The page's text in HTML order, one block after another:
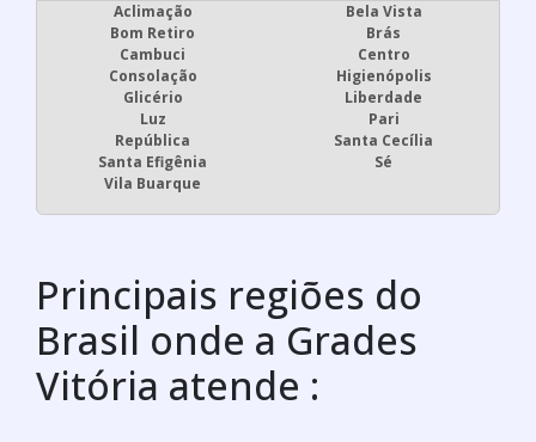
Aclimação
Bela Vista
Bom Retiro
Brás
Cambuci
Centro
Consolação
Higienópolis
Glicério
Liberdade
Luz
Pari
República
Santa Cecília
Santa Efigênia
Sé
Vila Buarque
Principais regiões do
Brasil onde a Grades
Vitória atende :